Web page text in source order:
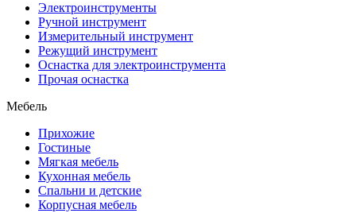
Электроинструменты
Ручной инструмент
Измерительный инструмент
Режущий инструмент
Оснастка для электроинструмента
Прочая оснастка
Мебель
Прихожие
Гостиные
Мягкая мебель
Кухонная мебель
Спальни и детские
Корпусная мебель